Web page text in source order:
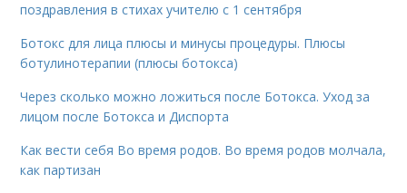
поздравления в стихах учителю с 1 сентября
Ботокс для лица плюсы и минусы процедуры. Плюсы
ботулинотерапии (плюсы ботокса)
Через сколько можно ложиться после Ботокса. Уход за
лицом после Ботокса и Диспорта
Как вести себя Во время родов. Во время родов молчала,
как партизан